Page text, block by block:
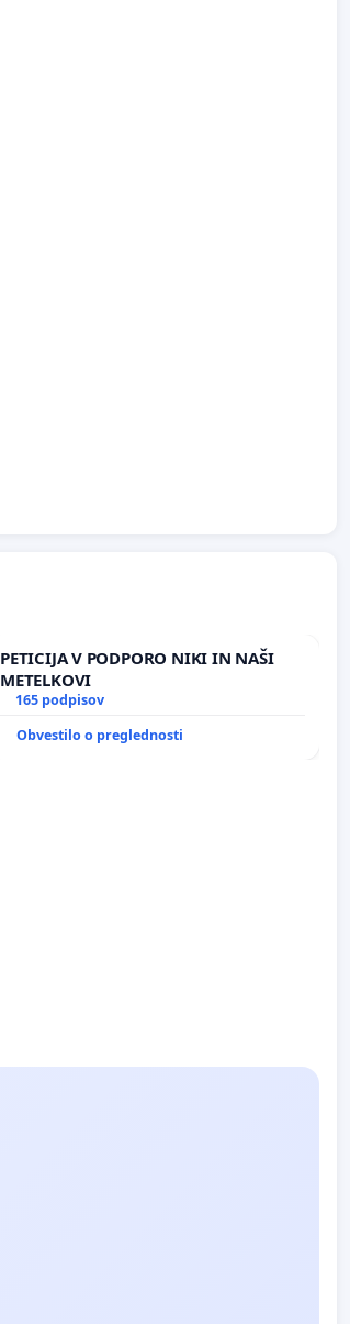
PETICIJA V PODPORO NIKI IN NAŠI
METELKOVI
165 podpisov
Obvestilo o preglednosti